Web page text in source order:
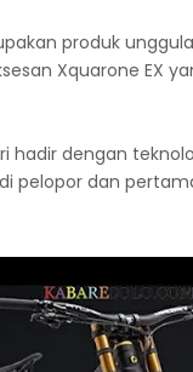
produk
Xquarone EX
hadir dengan
pelopor dan